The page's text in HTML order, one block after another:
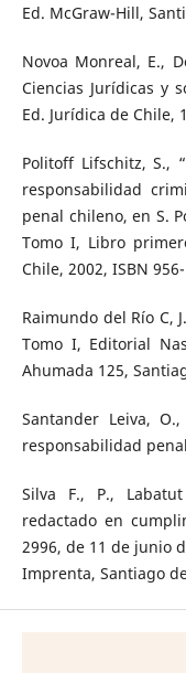
Ed. McGraw-Hill,
Novoa Monreal, E.,
Ciencias Jurídicas y
Ed. Jurídica de Chile,
Politoff Lifschitz, S.,
responsabilidad
penal chileno, en S.
Tomo I, Libro
Chile, 2002, ISBN
Raimundo del Río C,
Tomo I, Editorial
Ahumada 125,
Santander Leiva,
responsabilidad
Silva F., P.,
redactado en
2996, de 11 de junio
Imprenta, Santiago